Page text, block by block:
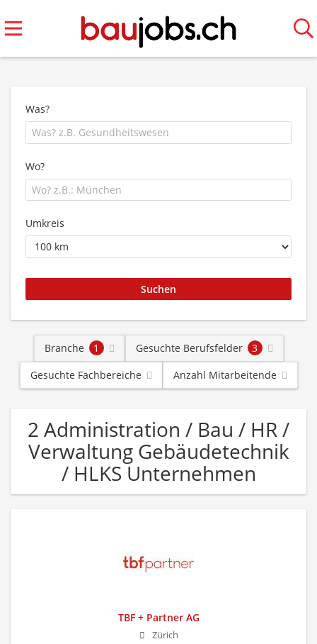
Was?
Wo?
Umkreis
Branche 1 Gesuchte Berufsfelder
3
Gesuchte Fachbereiche
Anzahl Mitarbeitende
2 Administration / Bau / HR /
Verwaltung Gebäudetechnik
/ HLKS Unternehmen
TBF + Partner AG
Zürich